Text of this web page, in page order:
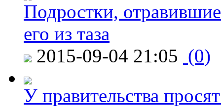
Подростки,
его из таза
2015-09-04 21:05 (0)
У правительства